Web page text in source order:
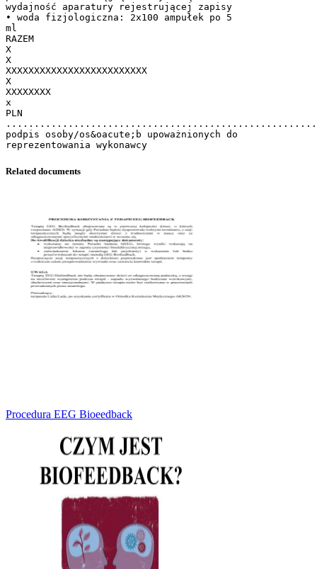
wydajność aparatury rejestrującej zapisy
• woda fizjologiczna: 2x100 ampułek po 5
ml
RAZEM
X
X
XXXXXXXXXXXXXXXXXXXXXXXXX
X
XXXXXXXX
x
PLN
podpis osoby/os&oacute;b upoważnionych do
Related documents
Procedura EEG Bioeedback